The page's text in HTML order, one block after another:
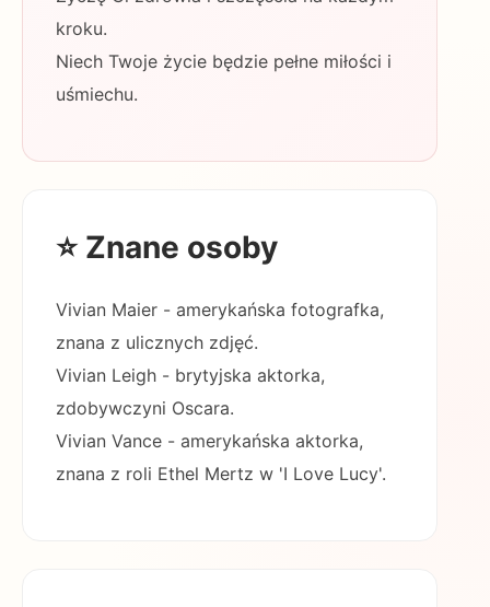
kroku.
Niech Twoje życie będzie pełne miłości i
uśmiechu.
⭐ Znane osoby
Vivian Maier - amerykańska fotografka,
znana z ulicznych zdjęć.
Vivian Leigh - brytyjska aktorka,
zdobywczyni Oscara.
Vivian Vance - amerykańska aktorka,
znana z roli Ethel Mertz w 'I Love Lucy'.